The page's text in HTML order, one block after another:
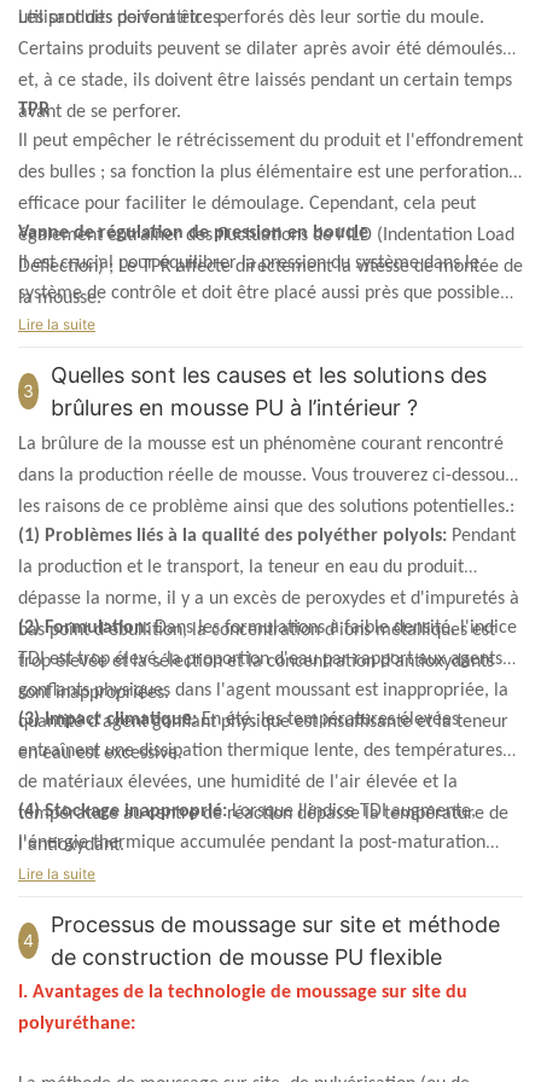
utilisant des perforatrices.
Les produits doivent être perforés dès leur sortie du moule.
Certains produits peuvent se dilater après avoir été démoulés
et, à ce stade, ils doivent être laissés pendant un certain temps
avant de se perforer.
TPR
Il peut empêcher le rétrécissement du produit et l'effondrement
des bulles ; sa fonction la plus élémentaire est une perforation
efficace pour faciliter le démoulage. Cependant, cela peut
également entraîner des fluctuations de l'ILD (Indentation Load
Deflection) ; Le TPR affecte directement la vitesse de montée de
la mousse.
Vanne de régulation de pression en boucle
Il est crucial pour équilibrer la pression du système dans le
système de contrôle et doit être placé aussi près que possible
de la buse. S'il est éloigné de la buse, des fluctuations de
système et des produits instables.
Lire la suite
3
Quelles sont les causes et les solutions des
brûlures en mousse PU à l’intérieur ?
La brûlure de la mousse est un phénomène courant rencontré
dans la production réelle de mousse. Vous trouverez ci-dessous
les raisons de ce problème ainsi que des solutions potentielles.:
(1) Problèmes liés à la qualité des polyéther polyols: Pendant
la production et le transport, la teneur en eau du produit
dépasse la norme, il y a un excès de peroxydes et d'impuretés à
bas point d'ébullition, la concentration d'ions métalliques est
trop élevée et la sélection et la concentration d'antioxydants
sont inappropriées.
(2) Formulation:Dans les formulations à faible densité, l'indice
TDI est trop élevé, la proportion d'eau par rapport aux agents
gonflants physiques dans l'agent moussant est inappropriée, la
quantité d'agent gonflant physique est insuffisante et la teneur
en eau est excessive.
(3) Impact climatique:En été, les températures élevées
entraînent une dissipation thermique lente, des températures
de matériaux élevées, une humidité de l'air élevée et la
température au centre de réaction dépasse la température de
l'antioxydant.
(4)Stockage inapproprié:Lorsque l'indice TDI augmente,
l'énergie thermique accumulée pendant la post-maturation
provoque une augmentation de la température interne,
Lire la suite
4
Processus de moussage sur site et méthode
de construction de mousse PU flexible
I. Avantages de la technologie de moussage sur site du
polyuréthane: